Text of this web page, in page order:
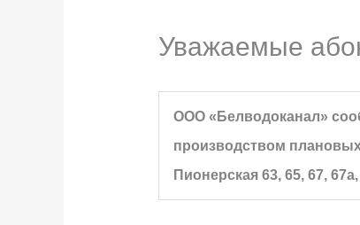
Уважаемые
ООО «Белводоканал»
производством
Пионерская 63, 65, 67,